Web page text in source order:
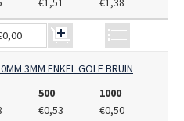
3MM ENKEL GOLF BRUIN
500
1000
€0,53 €0,50